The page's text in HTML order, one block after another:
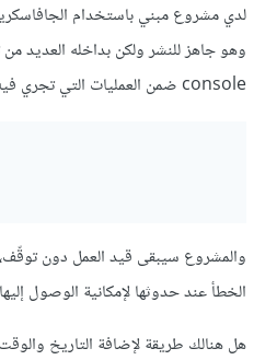
وهو جاهز للنشر ولكن بداخله العديد من
console ضمن العمليات التي تجري فيه مثل:
والمشروع سيبقى قيد العمل دون
الخطأ عند حدوثها لإمكانية الوصول
هل هنالك طريقة لإضافة التاريخ